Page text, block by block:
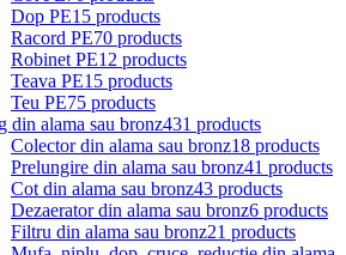
Dop PE15 products
Racord PE70 products
Robinet PE12 products
Teava PE15 products
Teu PE75 products
din alama sau bronz431 products
Colector din alama sau bronz18 products
Prelungire din alama sau bronz41 products
Cot din alama sau bronz43 products
Dezaerator din alama sau bronz6 products
Filtru din alama sau bronz21 products